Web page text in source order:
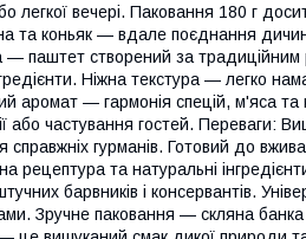
легкої вечері. Паковання 180 г
та коньяк — вдале поєднання
паштет створений за традиційним
Ніжна текстура — легко
аромат — гармонія спецій, м'яса та
або частування гостей. Переваги:
гурманів. Готовий до
рецептура та натуральні
барвників і консервантів.
Зручне паковання — скляна банка